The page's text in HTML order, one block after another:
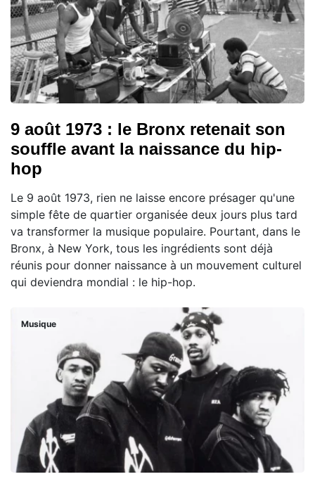
9 août 1973 : le Bronx retenait son
souffle avant la naissance du hip-
hop
Le 9 août 1973, rien ne laisse encore présager qu'une
simple fête de quartier organisée deux jours plus tard
va transformer la musique populaire. Pourtant, dans le
Bronx, à New York, tous les ingrédients sont déjà
réunis pour donner naissance à un mouvement culturel
qui deviendra mondial : le hip-hop.
Musique